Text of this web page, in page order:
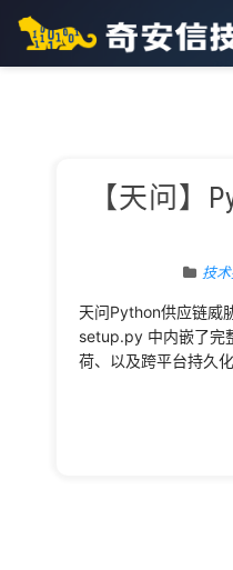
【天问】
技
天问Python供应链威
setup.py 中内嵌了完
荷、以及跨平台持久